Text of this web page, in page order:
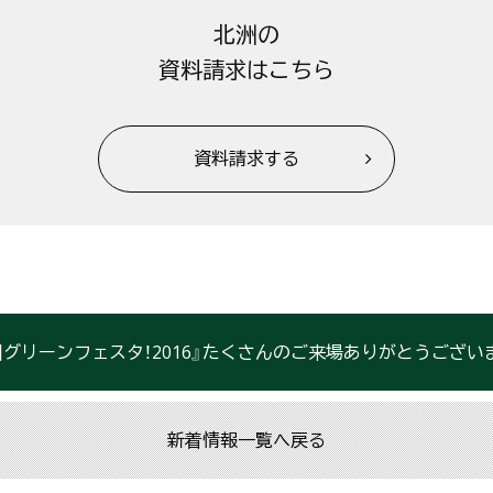
北洲の
資料請求はこちら
資料請求する
グリーンフェスタ！2016』たくさんのご来場ありがとうござい
新着情報一覧へ戻る